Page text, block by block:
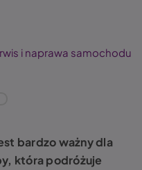
i naprawa samochodu
bardzo ważny dla
która podróżuje